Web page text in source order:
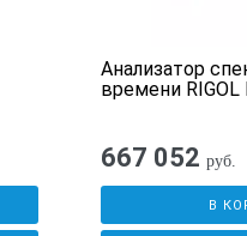
параметры
общей
коррекции
Анализатор
времени RIGOL
667 052 руб.
В